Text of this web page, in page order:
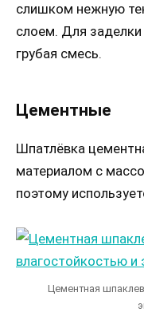
слишком нежную
слоем. Для
грубая смесь.
Цементные
Шпатлёвка
материалом с
поэтому
Цементная